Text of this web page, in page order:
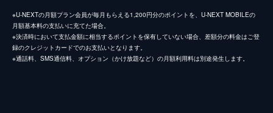
※U-NEXTの月額プラン会員が毎月もらえる1,200円分のポイントを、U-NEXT MOBILEの
月額基本料の支払いに充てた場合。
※決済時において支払金額に相当するポイントを保有していない場合、差額分の料金はご登
録のクレジットカードでのお支払いとなります。
※通話料、SMS通信料、オプション（かけ放題など）の月額利用料は別途発生します。